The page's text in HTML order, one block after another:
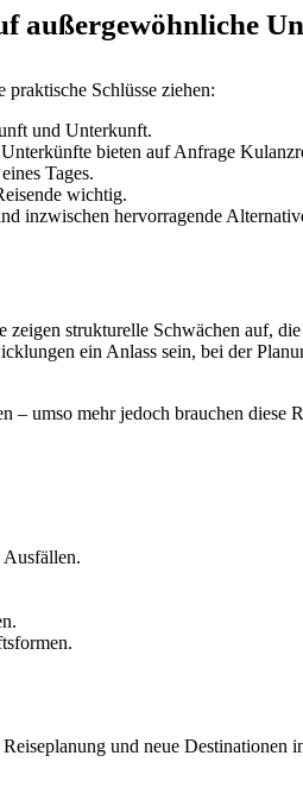
außergewöhnliche
Schlüsse ziehen:
und Unterkunft.
bieten auf Anfrage
Tages.
wichtig.
inzwischen hervorragende
strukturelle Schwächen auf,
ein Anlass sein, bei der
umso mehr jedoch brauchen diese
Ausfällen.
und neue Destinationen